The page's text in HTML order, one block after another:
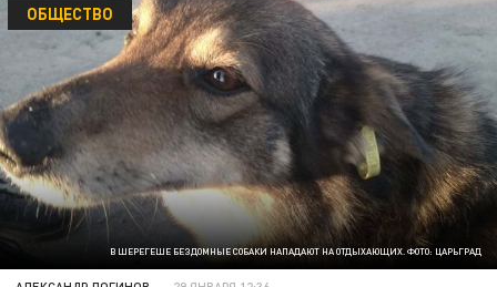
В ШЕРЕГЕШЕ БЕЗДОМНЫЕ СОБАКИ НАПАДАЮТ НА ОТДЫХАЮЩИХ. ФОТО: ЦАРЬГРАД
ОБЩЕСТВО